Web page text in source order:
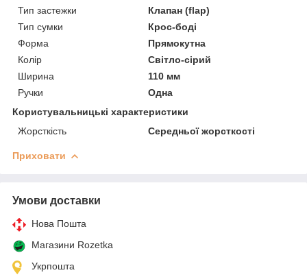
Тип застежки
Клапан (flap)
Тип сумки
Крос-боді
Форма
Прямокутна
Колір
Світло-сірий
Ширина
110 мм
Ручки
Одна
Користувальницькі характеристики
Жорсткість
Середньої жорсткості
Приховати
Умови доставки
Нова Пошта
Магазини Rozetka
Укрпошта